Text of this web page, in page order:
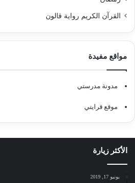
القرآن الكريم رواية قالون
مواقع مفيدة
مدونة مدرستي
موقع قرايتي
الأكثر زيارة
يونيو 17, 2019